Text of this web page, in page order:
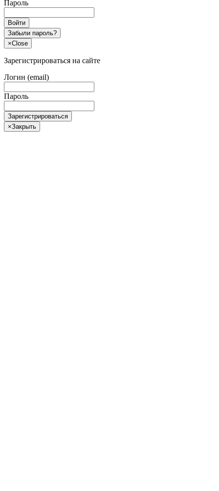
Пароль
Войти
Забыли пароль?
×Close
Зарегистрироваться на сайте
Логин (email)
Пароль
Зарегистрироваться
×Закрыть